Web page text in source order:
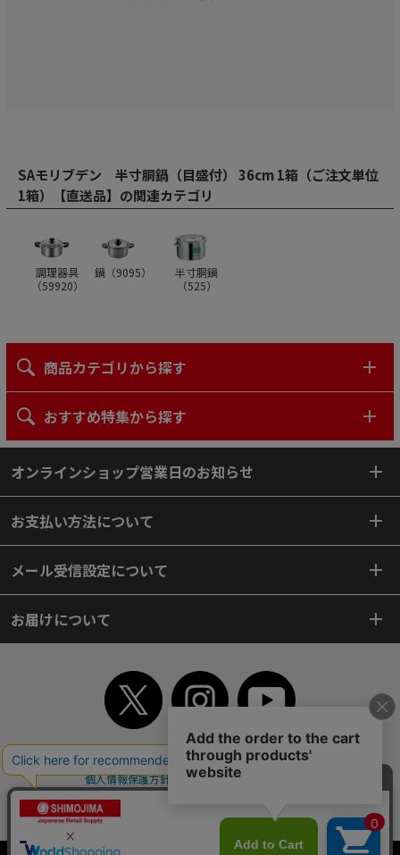
SAモリブデン 半寸胴鍋（目盛付） 36cm 1箱（ご注文単位
1箱）【直送品】の関連カテゴリ
調理器具
（59920）
鍋（9095）
半寸胴鍋
（525）
商品カテゴリから探す
おすすめ特集から探す
オンラインショップ営業日のお知らせ
お支払い方法について
メール受信設定について
お届けについて
TOP 初めてご利用のお客様へ ご利用案内
ご利用規約
個人情報保護方針
特定商取引法
よくあるご質問
サイトマップ
WEBカタログ 英語版TOP